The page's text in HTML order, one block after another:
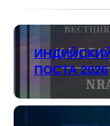
ПОСТА 2026